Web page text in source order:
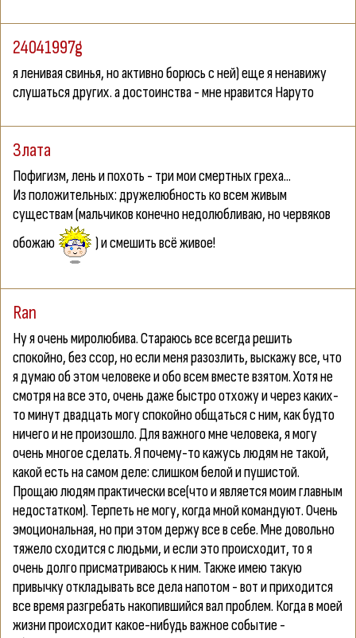
24041997g
я ленивая свинья, но активно борюсь с ней) еще я ненавижу
слушаться других. а достоинства - мне нравится Наруто
Злата
Пофигизм, лень и похоть - три мои смертных греха...
Из положительных: дружелюбность ко всем живым
существам (мальчиков конечно недолюбливаю, но червяков
обожаю
) и смешить всё живое!
Ran
Ну я очень миролюбива. Стараюсь все всегда решить
спокойно, без ссор, но если меня разозлить, выскажу все, что
я думаю об этом человеке и обо всем вместе взятом. Хотя не
смотря на все это, очень даже быстро отхожу и через каких-
то минут двадцать могу спокойно общаться с ним, как будто
ничего и не произошло. Для важного мне человека, я могу
очень многое сделать. Я почему-то кажусь людям не такой,
какой есть на самом деле: слишком белой и пушистой.
Прощаю людям практически все(что и является моим главным
недостатком). Терпеть не могу, когда мной командуют. Очень
эмоциональная, но при этом держу все в себе. Мне довольно
тяжело сходится с людьми, и если это происходит, то я
очень долго присматриваюсь к ним. Также имею такую
привычку откладывать все дела напотом - вот и приходится
все время разгребать накопившийся вал проблем. Когда в моей
жизни происходит какое-нибудь важное событие -